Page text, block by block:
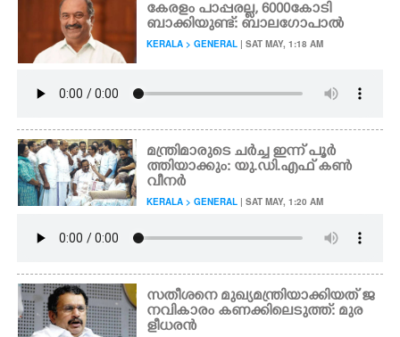
കേരളം പാപ്പരല്ല, 6000കോടി
ബാക്കിയുണ്ട്: ബാലഗോപാൽ
KERALA > GENERAL | SAT MAY, 1:18 AM
മന്ത്രിമാരുടെ ചർച്ച ഇന്ന് പൂർ
ത്തിയാക്കും: യു.ഡി.എഫ് കൺ
വീനർ
KERALA > GENERAL | SAT MAY, 1:20 AM
സതീശനെ മുഖ്യമന്ത്രിയാക്കിയത് ജ
നവികാരം കണക്കിലെടുത്ത്: മുര
ളീധരൻ